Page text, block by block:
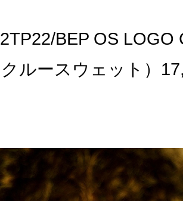
BEP OS LOGO
クルースウェット）